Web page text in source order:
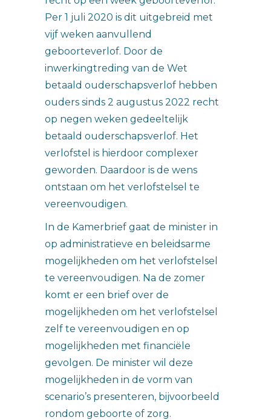
Per 1 juli 2020 is dit uitgebreid met
vijf weken aanvullend
geboorteverlof. Door de
inwerkingtreding van de Wet
betaald ouderschapsverlof hebben
ouders sinds 2 augustus 2022 recht
op negen weken gedeeltelijk
betaald ouderschapsverlof. Het
verlofstel is hierdoor complexer
geworden. Daardoor is de wens
ontstaan om het verlofstelsel te
vereenvoudigen.
In de Kamerbrief gaat de minister in
op administratieve en beleidsarme
mogelijkheden om het verlofstelsel
te vereenvoudigen. Na de zomer
komt er een brief over de
mogelijkheden om het verlofstelsel
zelf te vereenvoudigen en op
mogelijkheden met financiële
gevolgen. De minister wil deze
mogelijkheden in de vorm van
scenario’s presenteren, bijvoorbeeld
rondom geboorte of zorg.